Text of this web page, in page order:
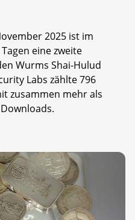
2025 ist im
eine zweite
Wurms Shai-Hulud
Labs zählte 796
zusammen mehr als